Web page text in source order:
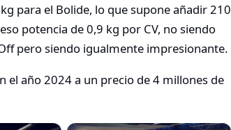
para el Bolide, lo que supone añadir 210
potencia de 0,9 kg por CV, no siendo
pero siendo igualmente impresionante.
el año 2024 a un precio de 4 millones de